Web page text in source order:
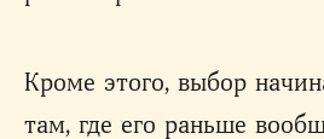
Кроме этого, выбор
там, где его раньше